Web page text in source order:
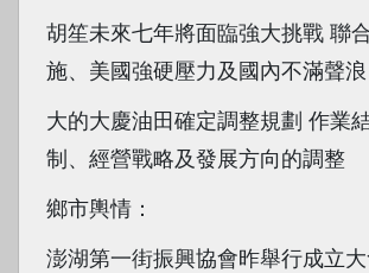
胡笙未來七年將面臨強大挑戰 聯
施、美國強硬壓力及國內不滿聲浪
大的大慶油田確定調整規劃 作業
制、經營戰略及發展方向的調整
鄉市輿情：
澎湖第一街振興協會昨舉行成立